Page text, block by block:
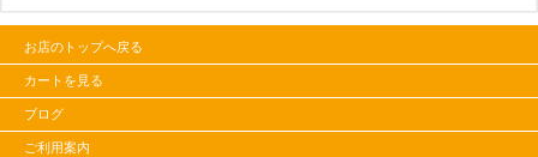
お店のトップへ戻る
カートを見る
ブログ
ご利用案内